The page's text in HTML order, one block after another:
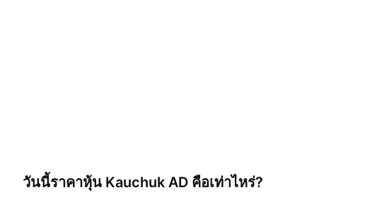
วันนี้ราคาหุ้น Kauchuk AD คือเท่าไหร่?